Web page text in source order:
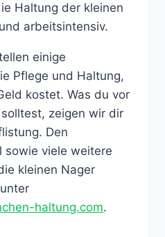
Haltung der kleinen
arbeitsintensiv.
einige
Pflege und Haltung,
kostet. Was du vor
zeigen wir dir
Den
sowie viele weitere
kleinen Nager
haltung.com.